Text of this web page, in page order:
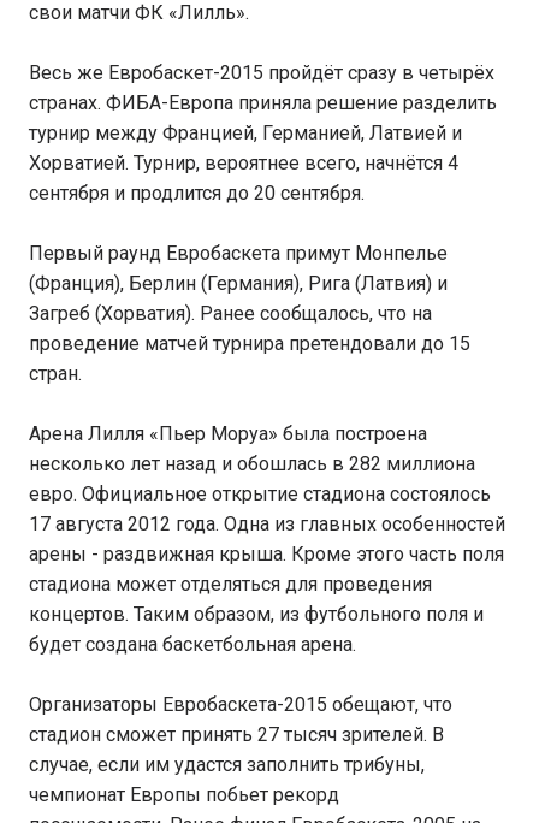
свои матчи ФК «Лилль».
Весь же Евробаскет-2015 пройдёт сразу в четырёх
странах. ФИБА-Европа приняла решение разделить
турнир между Францией, Германией, Латвией и
Хорватией. Турнир, вероятнее всего, начнётся 4
сентября и продлится до 20 сентября.
Первый раунд Евробаскета примут Монпелье
(Франция), Берлин (Германия), Рига (Латвия) и
Загреб (Хорватия). Ранее сообщалось, что на
проведение матчей турнира претендовали до 15
стран.
Арена Лилля «Пьер Моруа» была построена
несколько лет назад и обошлась в 282 миллиона
евро. Официальное открытие стадиона состоялось
17 августа 2012 года. Одна из главных особенностей
арены - раздвижная крыша. Кроме этого часть поля
стадиона может отделяться для проведения
концертов. Таким образом, из футбольного поля и
будет создана баскетбольная арена.
Организаторы Евробаскета-2015 обещают, что
стадион сможет принять 27 тысяч зрителей. В
случае, если им удастся заполнить трибуны,
чемпионат Европы побьет рекорд